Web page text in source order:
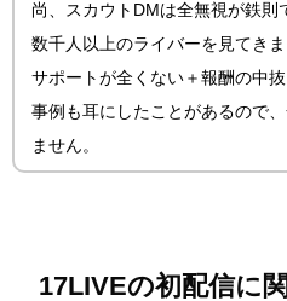
尚、スカウトDMは全無視が鉄則
数千人以上のライバーを見てき
サポートが全くない＋報酬の中
事例も耳にしたことがあるので
ません。
17LIVEの初配信に